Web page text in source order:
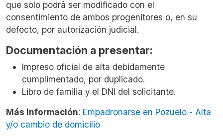
que solo podrá ser modificado con el
consentimiento de ambos progenitores o, en su
defecto, por autorización judicial.
Documentación a presentar:
Impreso oficial de alta debidamente
cumplimentado, por duplicado.
Libro de familia y el DNI del solicitante.
Más información: Empadronarse en Pozuelo - Alta
y/o cambio de domicilio